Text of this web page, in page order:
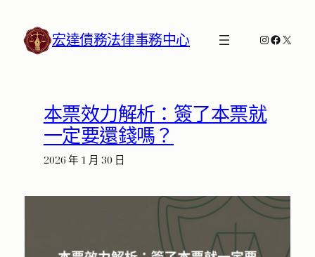
宏達債務法律事務中心 Instagram
X
本票效力解析：簽了本票就
一定要還錢嗎？
2026 年 1 月 30 日